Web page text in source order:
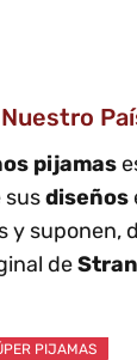
pijamas
susdiseños
y suponen,
de
PIJAMAS